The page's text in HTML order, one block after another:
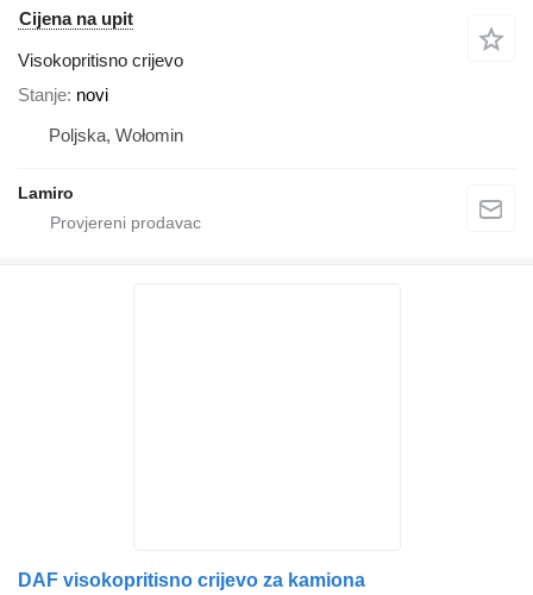
Cijena na upit
Visokopritisno crijevo
Stanje novi
Poljska, Wołomin
Lamiro
DAF visokopritisno crijevo za kamiona